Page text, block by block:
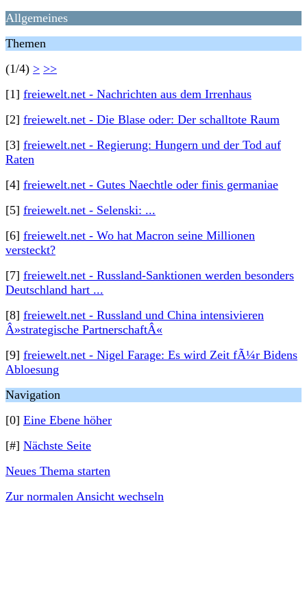
Allgemeines
Themen
(1/4) > >>
[1] freiewelt.net - Nachrichten aus dem Irrenhaus
[2] freiewelt.net - Die Blase oder: Der schalltote Raum
[3] freiewelt.net - Regierung: Hungern und der Tod auf
Raten
[4] freiewelt.net - Gutes Naechtle oder finis germaniae
[5] freiewelt.net - Selenski: ...
[6] freiewelt.net - Wo hat Macron seine Millionen
versteckt?
[7] freiewelt.net - Russland-Sanktionen werden besonders
Deutschland hart ...
[8] freiewelt.net - Russland und China intensivieren
Â»strategische PartnerschaftÂ«
[9] freiewelt.net - Nigel Farage: Es wird Zeit fÃ¼r Bidens
Abloesung
Navigation
[0] Eine Ebene höher
[#] Nächste Seite
Neues Thema starten
Zur normalen Ansicht wechseln